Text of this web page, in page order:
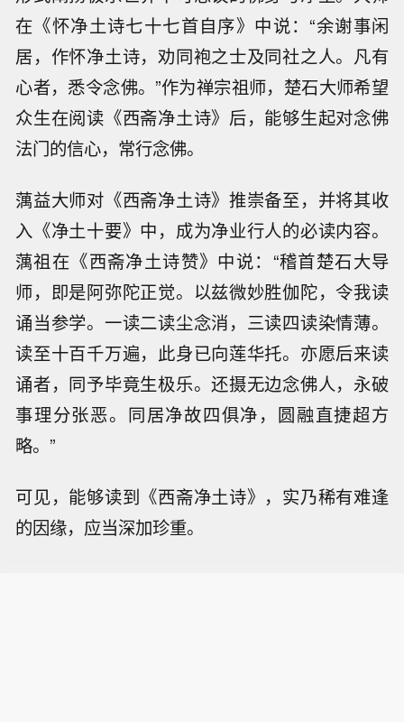
在《怀净土诗七十七首自序》中说：“余谢事闲
居，作怀净土诗，劝同袍之士及同社之人。凡有
心者，悉令念佛。”作为禅宗祖师，楚石大师希望
众生在阅读《西斋净土诗》后，能够生起对念佛
法门的信心，常行念佛。
蕅益大师对《西斋净土诗》推崇备至，并将其收
入《净土十要》中，成为净业行人的必读内容。
蕅祖在《西斋净土诗赞》中说：“稽首楚石大导
师，即是阿弥陀正觉。以兹微妙胜伽陀，令我读
诵当参学。一读二读尘念消，三读四读染情薄。
读至十百千万遍，此身已向莲华托。亦愿后来读
诵者，同予毕竟生极乐。还摄无边念佛人，永破
事理分张恶。同居净故四俱净，圆融直捷超方
略。”
可见，能够读到《西斋净土诗》，实乃稀有难逢
的因缘，应当深加珍重。